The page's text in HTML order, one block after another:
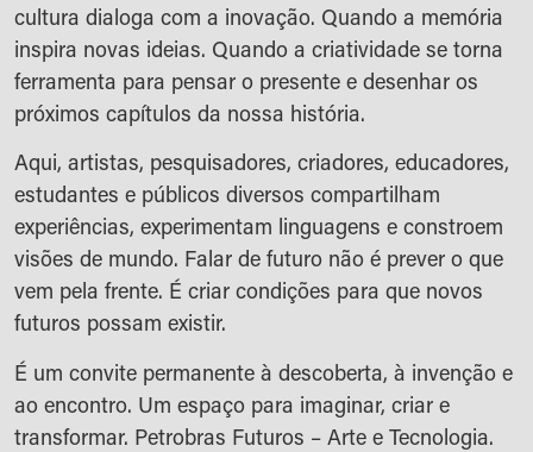
cultura dialoga com a inovação. Quando a memória
inspira novas ideias. Quando a criatividade se torna
ferramenta para pensar o presente e desenhar os
próximos capítulos da nossa história.
Aqui, artistas, pesquisadores, criadores, educadores,
estudantes e públicos diversos compartilham
experiências, experimentam linguagens e constroem
visões de mundo. Falar de futuro não é prever o que
vem pela frente. É criar condições para que novos
futuros possam existir.
É um convite permanente à descoberta, à invenção e
ao encontro. Um espaço para imaginar, criar e
transformar. Petrobras Futuros – Arte e Tecnologia.